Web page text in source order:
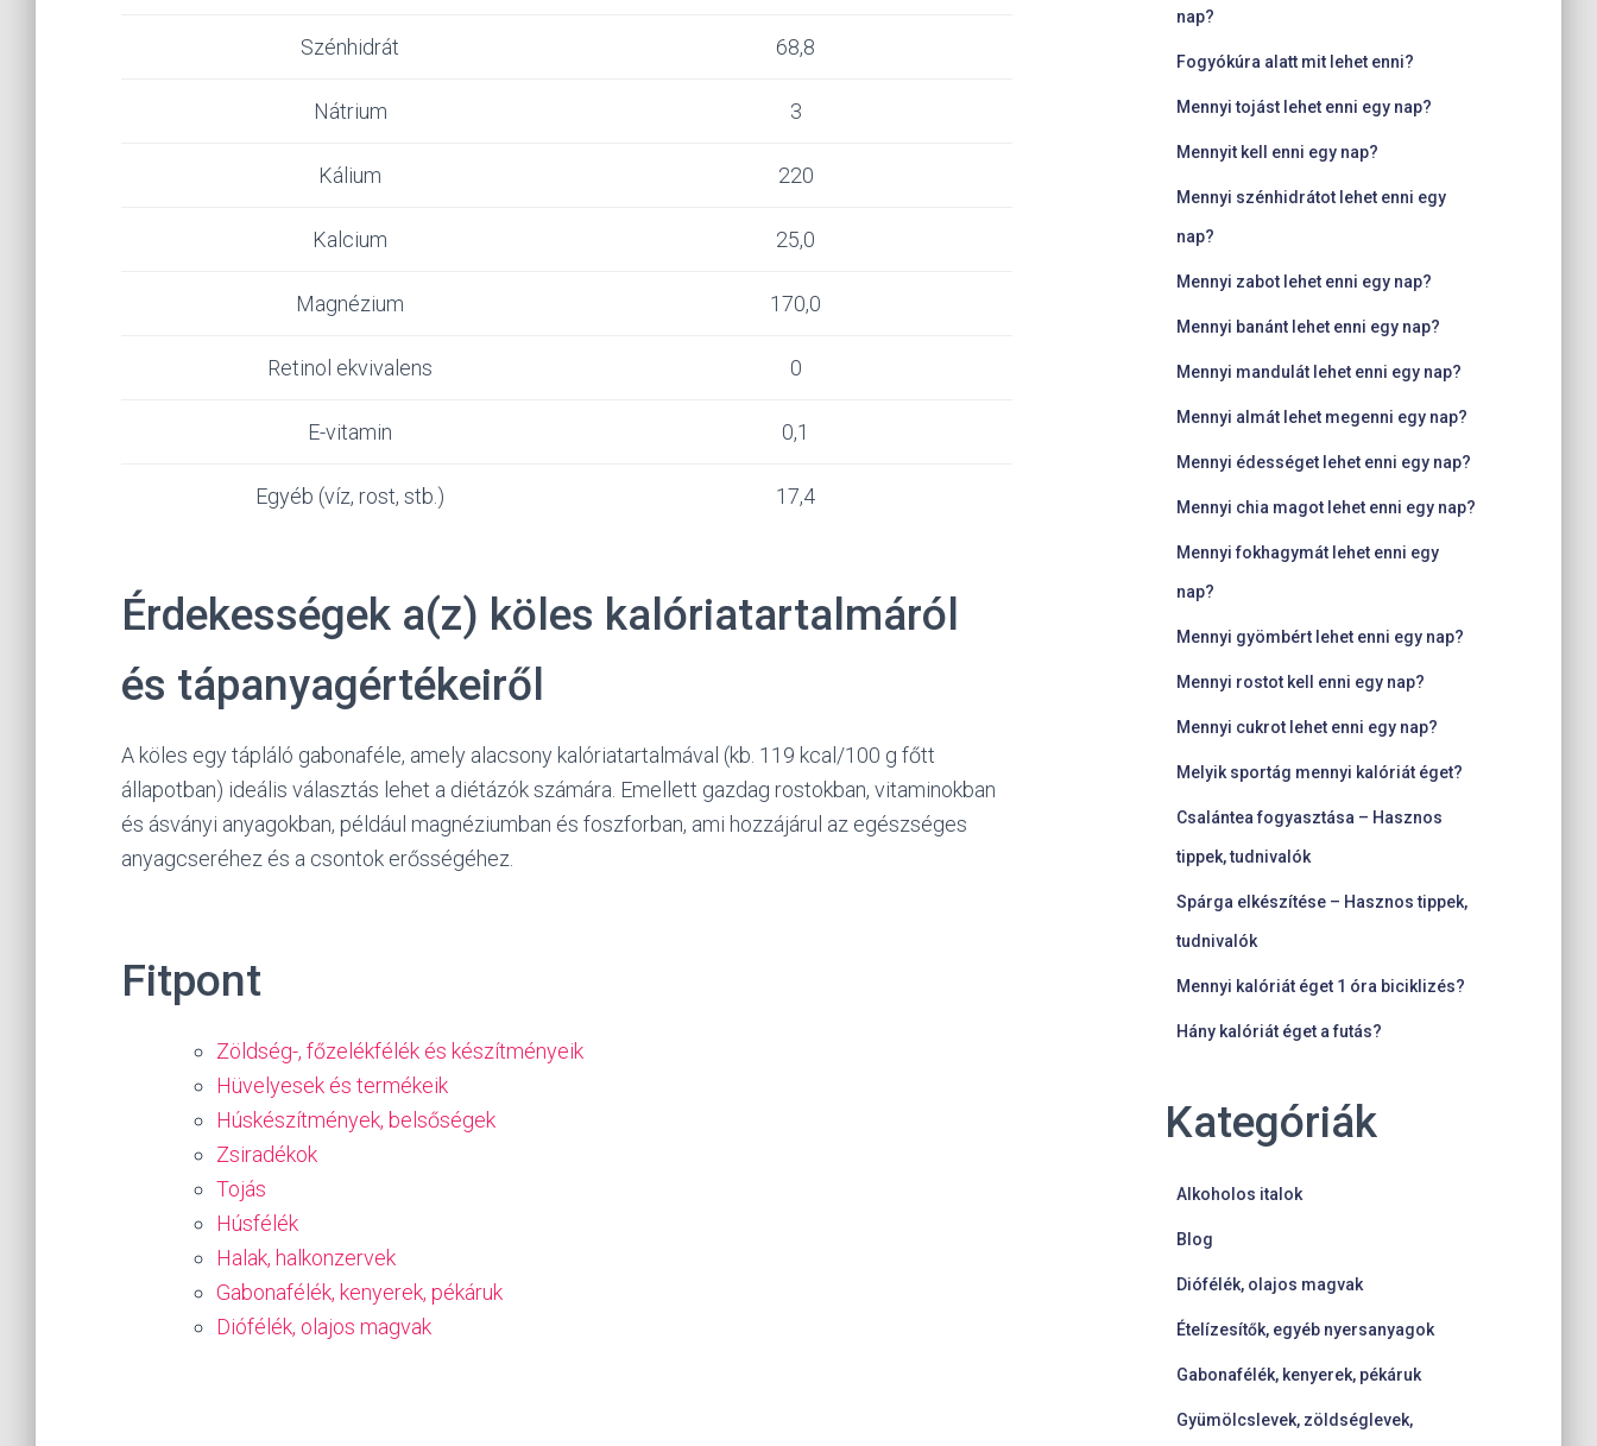
Szénhidrát 68,8
Nátrium 3
Kálium 220
Kalcium 25,0
Magnézium 170,0
Retinol ekvivalens 0
E-vitamin 0,1
Egyéb (víz, rost, stb.) 17,4
Érdekességek a(z) köles kalóriatartalmáról
és tápanyagértékeiről
A köles egy tápláló gabonaféle, amely alacsony kalóriatartalmával (kb. 119 kcal/100 g főtt
állapotban) ideális választás lehet a diétázók számára. Emellett gazdag rostokban, vitaminokban
és ásványi anyagokban, például magnéziumban és foszforban, ami hozzájárul az egészséges
anyagcseréhez és a csontok erősségéhez.
Fitpont
Zöldség-, főzelékfélék és készítményeik
Hüvelyesek és termékeik
Húskészítmények, belsőségek
Zsiradékok
Tojás
Húsfélék
Halak, halkonzervek
Gabonafélék, kenyerek, pékáruk
Diófélék, olajos magvak
nap?
Fogyókúra alatt mit lehet enni?
Mennyi tojást lehet enni egy nap?
Mennyit kell enni egy nap?
Mennyi szénhidrátot lehet enni egy
nap?
Mennyi zabot lehet enni egy nap?
Mennyi banánt lehet enni egy nap?
Mennyi mandulát lehet enni egy nap?
Mennyi almát lehet megenni egy nap?
Mennyi édességet lehet enni egy nap?
Mennyi chia magot lehet enni egy nap?
Mennyi fokhagymát lehet enni egy
nap?
Mennyi gyömbért lehet enni egy nap?
Mennyi rostot kell enni egy nap?
Mennyi cukrot lehet enni egy nap?
Melyik sportág mennyi kalóriát éget?
Csalántea fogyasztása – Hasznos
tippek, tudnivalók
Spárga elkészítése – Hasznos tippek,
tudnivalók
Mennyi kalóriát éget 1 óra biciklizés?
Hány kalóriát éget a futás?
Kategóriák
Alkoholos italok
Blog
Diófélék, olajos magvak
Ételízesítők, egyéb nyersanyagok
Gabonafélék, kenyerek, pékáruk
Gyümölcslevek, zöldséglevek,